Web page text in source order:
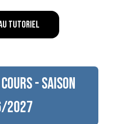
tutoriel
- Saison
2027